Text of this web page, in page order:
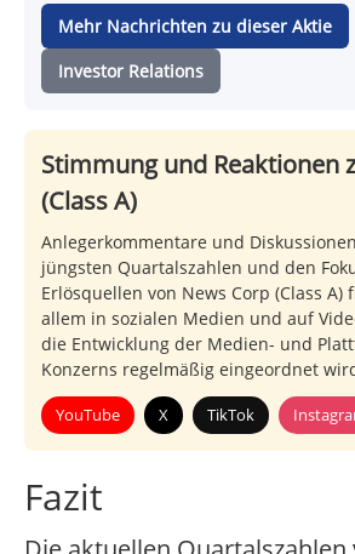
Mehr Nachrichten zu dieser Aktie
Investor Relations
Stimmung und Reaktionen
(Class A)
Anlegerkommentare und
jüngsten Quartalszahlen und den
Erlösquellen von News Corp (Class A)
allem in sozialen Medien und auf
die Entwicklung der Medien- und
Konzerns regelmäßig eingeordnet
YouTube X TikTok
Fazit